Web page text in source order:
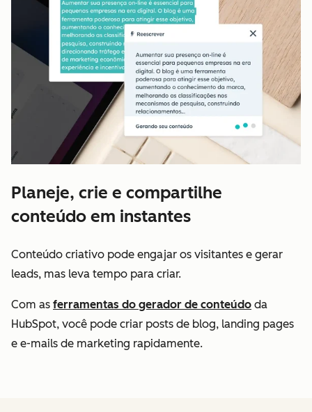
Planeje, crie e compartilhe
conteúdo em instantes
Conteúdo criativo pode engajar os visitantes e gerar
leads, mas leva tempo para criar.
Com as ferramentas do gerador de conteúdo da
HubSpot, você pode criar posts de blog, landing pages
e e-mails de marketing rapidamente.